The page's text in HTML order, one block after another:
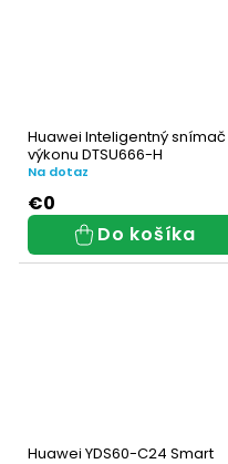
Huawei Inteligentný snímač
výkonu DTSU666-H
Na dotaz
€0
Do košíka
Huawei YDS60-C24 Smart